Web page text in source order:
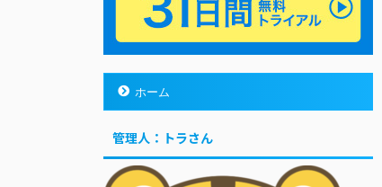
ホーム
管理人：トラさん